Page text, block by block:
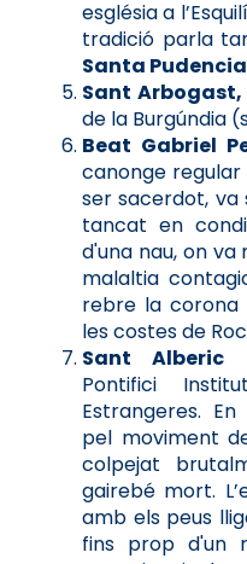
església a
tradició parla
Santa
Sant Arbogast,
de la Burgúndia
Beat Gabriel
canonge regular
ser sacerdot,
tancat en
d'una nau, on
malaltia
rebre la corona
les costes de
Sant Alberic
Pontifici
Estrangeres.
pel moviment
colpejat
gairebé mort.
amb els peus
fins prop d'un